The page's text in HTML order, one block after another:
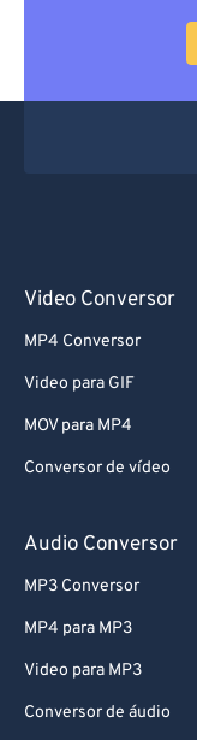
Video Conversor
MP4 Conversor
Video para GIF
MOV para MP4
Conversor de vídeo
Audio Conversor
MP3 Conversor
MP4 para MP3
Video para MP3
Conversor de áudio